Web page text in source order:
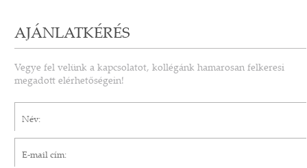
AJÁNLATKÉRÉS
Vegye fel velünk a kapcsolatot, kollégánk hamarosan felkeresi
megadott elérhetőségein!